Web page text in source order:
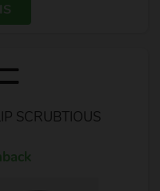
SCRUBTIOUS